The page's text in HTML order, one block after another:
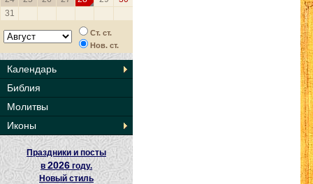
31
Ст. ст.
Нов. ст.
Календарь
Библия
Молитвы
Иконы
Праздники и посты
в2026 году.
Новый стиль